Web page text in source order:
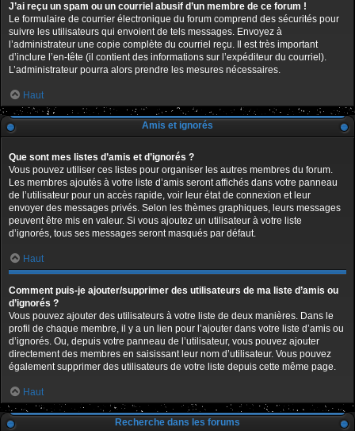
J’ai reçu un spam ou un courriel abusif d’un membre de ce forum !
Le formulaire de courrier électronique du forum comprend des sécurités pour
suivre les utilisateurs qui envoient de tels messages. Envoyez à
l’administrateur une copie complète du courriel reçu. Il est très important
d’inclure l’en-tête (il contient des informations sur l’expéditeur du courriel).
L’administrateur pourra alors prendre les mesures nécessaires.
Haut
Amis et ignorés
Que sont mes listes d’amis et d’ignorés ?
Vous pouvez utiliser ces listes pour organiser les autres membres du forum.
Les membres ajoutés à votre liste d’amis seront affichés dans votre panneau
de l’utilisateur pour un accès rapide, voir leur état de connexion et leur
envoyer des messages privés. Selon les thèmes graphiques, leurs messages
peuvent être mis en valeur. Si vous ajoutez un utilisateur à votre liste
d’ignorés, tous ses messages seront masqués par défaut.
Haut
Comment puis-je ajouter/supprimer des utilisateurs de ma liste d’amis ou
d’ignorés ?
Vous pouvez ajouter des utilisateurs à votre liste de deux manières. Dans le
profil de chaque membre, il y a un lien pour l’ajouter dans votre liste d’amis ou
d’ignorés. Ou, depuis votre panneau de l’utilisateur, vous pouvez ajouter
directement des membres en saisissant leur nom d’utilisateur. Vous pouvez
également supprimer des utilisateurs de votre liste depuis cette même page.
Haut
Recherche dans les forums